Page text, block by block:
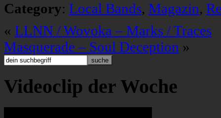
Category: Local Bands, Magazin,
« LLNN / Wovoka – Marks / Traces
Masquerade – Soul Deception »
Videoclip der Woche